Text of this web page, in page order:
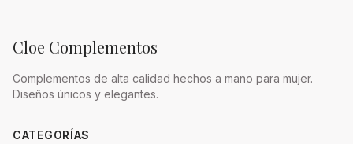
Cloe Complementos
Complementos de alta calidad hechos a mano para mujer.
Diseños únicos y elegantes.
CATEGORÍAS